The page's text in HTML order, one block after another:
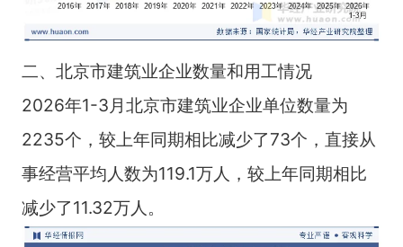
二、北京市建筑业企业数量和用工情况
2026年1-3月北京市建筑业企业单位数量为
2235个，较上年同期相比减少了73个，直接从
事经营平均人数为119.1万人，较上年同期相比
减少了11.32万人。